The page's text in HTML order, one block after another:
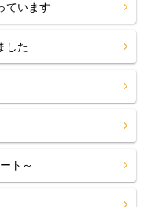
ています
した
ト～